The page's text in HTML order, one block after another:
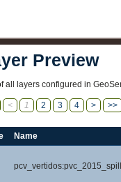
Preview
all layers configured in
< 1 2 3 4 > >>
Name